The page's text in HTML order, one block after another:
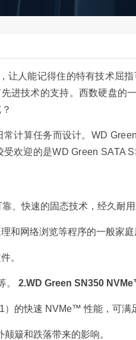
让人能记得住的特有技术屈
进技术的支持。西数硬盘的
常计算任务而设计。WD
欢迎的是WD Green SATA
、快速的固态技术，经久耐用
和网络浏览等程序的一般家庭
。
。 2.WD Green SN350
的快速 NVMe™ 性能，可满
簸和跌落带来的影响。